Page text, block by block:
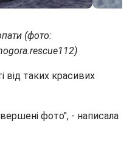
(фото:
від таких красивих
фото", - написала